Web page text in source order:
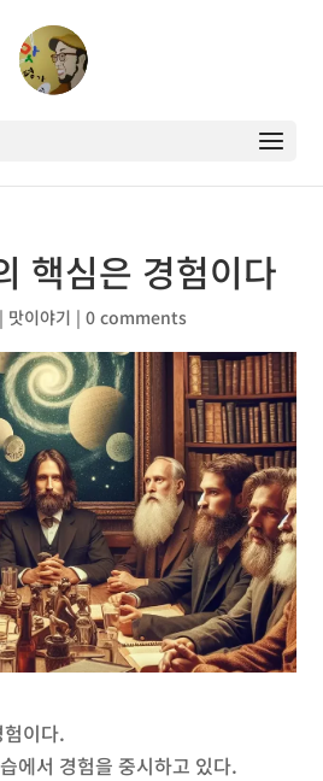
핵심은 경험이다
| 맛이야기 |0 comments
이다.
에서 경험을 중시하고 있다.